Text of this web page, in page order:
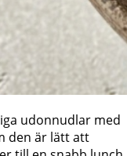
udonnudlar med
den är lätt att